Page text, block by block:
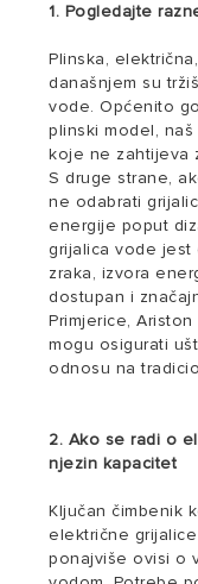
1. Pogledajte
Plinska,
današnjem su
vode. Općenito
plinski model,
koje ne zahtijeva
S druge strane,
ne odabrati
energije poput
grijalica vode jest
zraka, izvora
dostupan i
Primjerice,
mogu osigurati
odnosu na
2. Ako se radi o
njezin kapacitet
Ključan čimbenik
električne
ponajviše ovisi o